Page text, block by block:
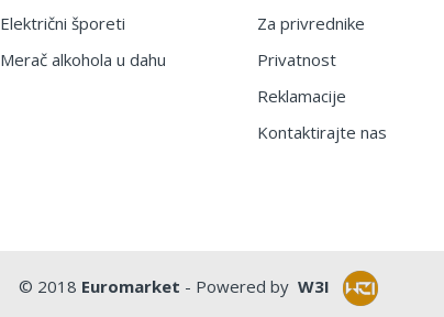
Električni šporeti
Merač alkohola u dahu
Za privrednike
Privatnost
Reklamacije
Kontaktirajte nas
© 2018 Euromarket - Powered by W3I